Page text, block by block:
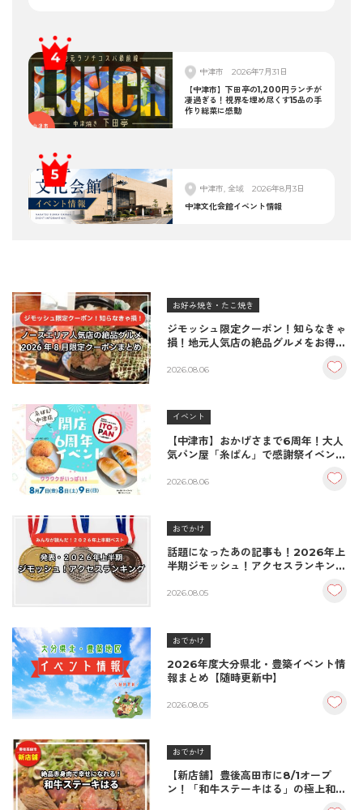
中津市
2026年7月31日
【中津市】下田亭の1,200円ランチが
凄過ぎる！視界を埋め尽くす15品の手
作り総菜に感動
中津市, 全域
2026年8月3日
中津文化会館イベント情報
お好み焼き・たこ焼き
ジモッシュ限定クーポン！知らなきゃ
損！地元人気店の絶品グルメをお得に
2026.08.06
イベント
【中津市】おかげさまで6周年！大人
気パン屋「糸ぱん」で感謝祭イベント
♪（8/7〜8/9）
2026.08.06
おでかけ
話題になったあの記事も！2026年上
半期ジモッシュ！アクセスランキング
2026.08.05
おでかけ
2026年度大分県北・豊築イベント情
報まとめ【随時更新中】
2026.08.05
おでかけ
【新店舗】豊後高田市に8/1オープ
ン！「和牛ステーキはる」の極上和牛